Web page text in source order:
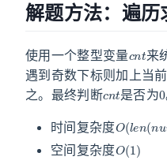
解题方法：遍历
使用一个整型变量
来
遇到奇数下标则加上当
之。最终判断
cnt
是否为
0
时间复杂度
空间复杂度
O (1)